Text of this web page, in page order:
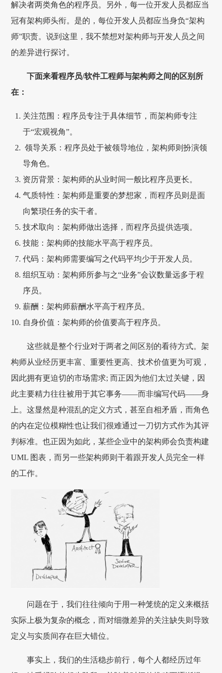
解决者两类角色的程序员。另外，每一位开发人员都应当
冠有架构师头衔。是的，每位开发人员都应当身负“架构
师”职责。说到这里，我不禁想对架构师与开发人员之间
的差异进行探讨。
下面来看程序员/软件工程师与架构师之间的区别所
在：
关注范围：程序员专注于具体细节，而架构师专注
于“宏观视角”。
领导关系：程序员处于被领导地位，架构师则扮演领
导角色。
资历背景：架构师的从业时间一般比程序员更长。
气质特性：架构师是重要的梦想家，而程序员则是面
向繁琐任务的实干者。
技术取向：架构师做出选择，而程序员提供选项。
技能：架构师的技能水平高于程序员。
代码：架构师需要编写之代码平均少于开发人员。
组织互动：架构师所参与之“业务”会议数量远多于程
序员。
薪酬：架构师薪酬水平高于程序员。
自身价值：架构师的价值要高于程序员。
这些就是整个行业对于两者之间区别的看待方式。架
构师从业经历更丰富、重要性更高、技术价值更为可观，
因此拥有更迫切的市场需求; 而正因为他们太过关键，因
此主要精力往往被用于其它事务——而非编写代码——身
上。这显然是种混乱的定义方式，甚至自相矛盾，而角色
的内在定位模糊性也让我们很难通过一刀切方式作为其评
判标准。也正因为如此，某些企业中的架构师会负责构建
UML 图表，而另一些架构师则干着跟开发人员完全一样
的工作。
问题在于，我们往往倾向于用一种笼统的定义来概括
实际上极为复杂的概念，而对细微差异的关注缺失则导致
定义与实质间存在巨大错位。
事实上，我们的生活稳步前行，每个人都经历过年